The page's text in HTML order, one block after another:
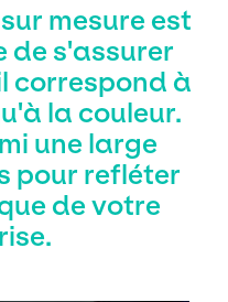
mesure est
de s'assurer
correspond à
la couleur.
une large
pour refléter
de votre